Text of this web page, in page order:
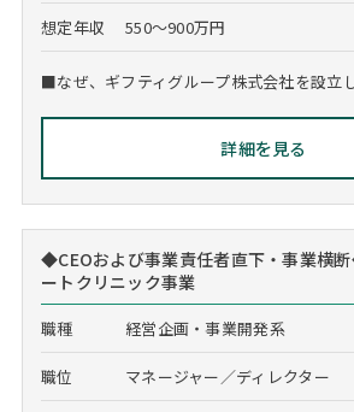
想定年収 550～900万円
■なぜ、ギフティグループ株式会社を設立
詳細を見る
◆CEOおよび事業責任者直下・事業横
ートクリニック事業
職種 経営企画・事業開発系
職位 マネージャー／ディレクター